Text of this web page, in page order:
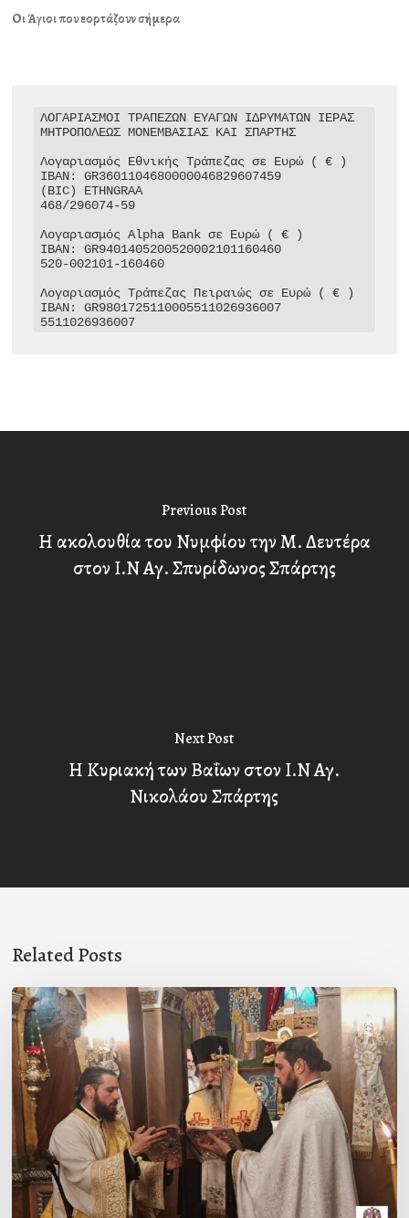
Οι Άγιοι που εορτάζουν σήμερα
ΛΟΓΑΡΙΑΣΜΟΙ ΤΡΑΠΕΖΩΝ ΕΥΑΓΩΝ ΙΔΡΥΜΑΤΩΝ ΙΕΡΑΣ
ΜΗΤΡΟΠΟΛΕΩΣ ΜΟΝΕΜΒΑΣΙΑΣ ΚΑΙ ΣΠΑΡΤΗΣ
Λογαριασμός Εθνικής Τράπεζας σε Ευρώ ( € )
IBAN: GR3601104680000046829607459
(BIC) ETHNGRAA
468/296074-59
Λογαριασμός Alpha Bank σε Ευρώ ( € )
IBAN: GR9401405200520002101160460
520-002101-160460
Λογαριασμός Τράπεζας Πειραιώς σε Ευρώ ( € )
IBAN: GR9801725110005511026936007
5511026936007
Previous Post
Η ακολουθία του Νυμφίου την Μ. Δευτέρα
στον Ι.Ν Αγ. Σπυρίδωνος Σπάρτης
Next Post
Η Κυριακή των Βαΐων στον Ι.Ν Αγ.
Νικολάου Σπάρτης
Related Posts
Ιερά
Παράκληση
στον
Ι.Ν.
Κοιμήσεως
της
Θεοτόκου
Μαγούλας